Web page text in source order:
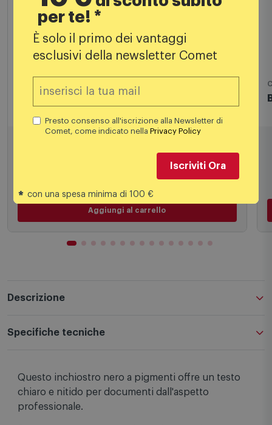
64,99 €
Aggiungi al carrello
Descrizione
Specifiche tecniche
Questo inchiostro nero a pigmenti offre un testo
chiaro e nitido per documenti dall'aspetto
professionale.
per te! *
È solo il primo dei vantaggi
esclusivi della newsletter Comet
Presto consenso all'iscrizione alla Newsletter di
Comet, come indicato nellaPrivacy Policy
Iscriviti Ora
* con una spesa minima di 100 €